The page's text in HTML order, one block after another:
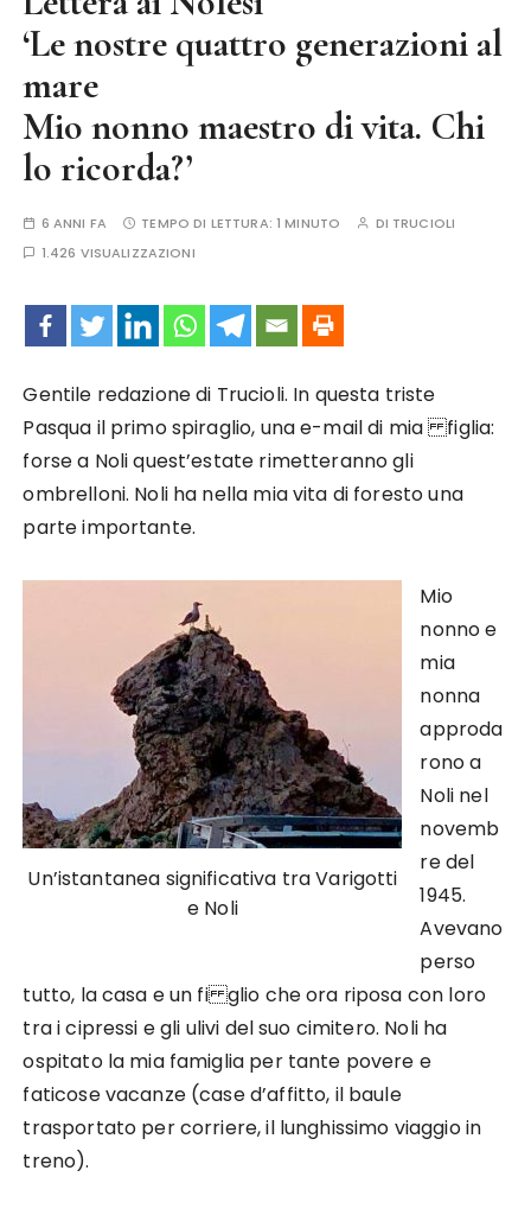
‘Le nostre quattro generazioni al
mare
Mio nonno maestro di vita. Chi
lo ricorda?’
6 ANNI FA TEMPO DI LETTURA:1 MINUTO DI TRUCIOLI
1.426 VISUALIZZAZIONI
Gentile redazione di Trucioli. In questa triste
Pasqua il primo spiraglio, una e-mail di mia figlia:
forse a Noli quest’estate rimetteranno gli
ombrelloni. Noli ha nella mia vita di foresto una
parte importante.
Un’istantanea significativa tra Varigotti
e Noli
Mio
nonno e
mia
nonna
approda
rono a
Noli nel
novemb
re del
1945.
Avevano
perso
tutto, la casa e un fi glio che ora riposa con loro
tra i cipressi e gli ulivi del suo cimitero. Noli ha
ospitato la mia famiglia per tante povere e
faticose vacanze (case d’affitto, il baule
trasportato per corriere, il lunghissimo viaggio in
treno).